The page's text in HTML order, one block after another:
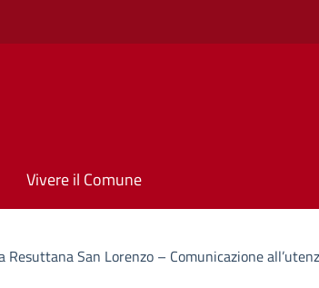
Vivere il Comune
Resuttana San Lorenzo – Comunicazione